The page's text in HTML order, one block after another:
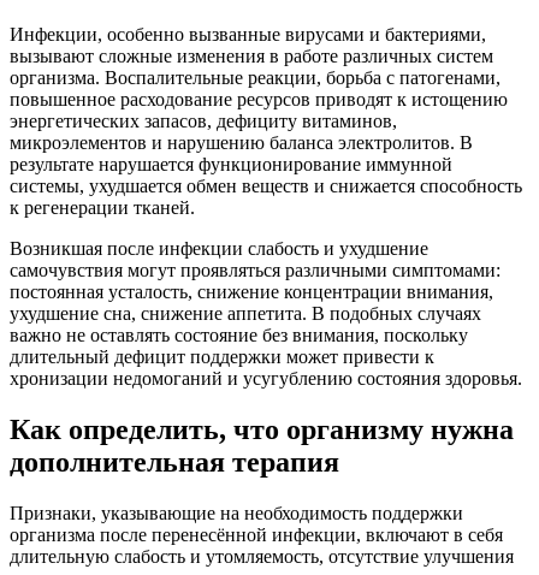
Инфекции, особенно вызванные вирусами и бактериями,
вызывают сложные изменения в работе различных систем
организма. Воспалительные реакции, борьба с патогенами,
повышенное расходование ресурсов приводят к истощению
энергетических запасов, дефициту витаминов,
микроэлементов и нарушению баланса электролитов. В
результате нарушается функционирование иммунной
системы, ухудшается обмен веществ и снижается способность
к регенерации тканей.
Возникшая после инфекции слабость и ухудшение
самочувствия могут проявляться различными симптомами:
постоянная усталость, снижение концентрации внимания,
ухудшение сна, снижение аппетита. В подобных случаях
важно не оставлять состояние без внимания, поскольку
длительный дефицит поддержки может привести к
хронизации недомоганий и усугублению состояния здоровья.
Как определить, что организму нужна
дополнительная терапия
Признаки, указывающие на необходимость поддержки
организма после перенесённой инфекции, включают в себя
длительную слабость и утомляемость, отсутствие улучшения